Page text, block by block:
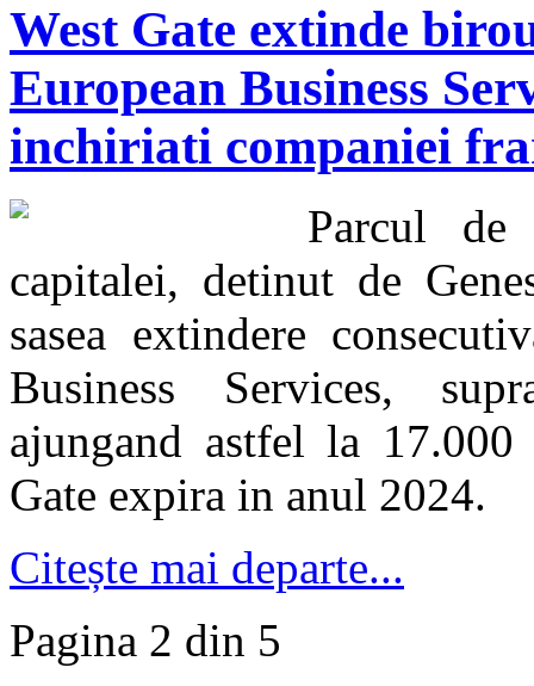
West Gate extinde
European Business
inchiriati companiei
Parcul
capitalei, detinut de
sasea extindere
Business Services,
ajungand astfel la
Gate expira in anul 2024.
Citește mai departe...
Pagina 2 din 5